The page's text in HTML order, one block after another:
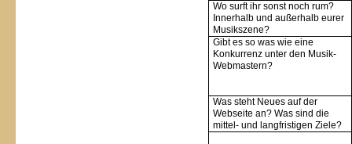
Wo surft ihr sonst noch rum?
Innerhalb und außerhalb eurer
Musikszene?
Gibt es so was wie eine
Konkurrenz unter den Musik-
Webmastern?
Was steht Neues auf der
Webseite an? Was sind die
mittel- und langfristigen Ziele?